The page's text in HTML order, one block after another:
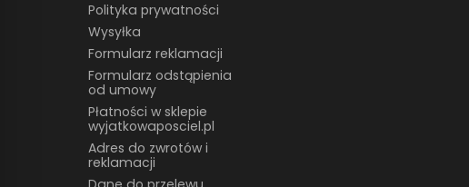
Polityka prywatności
Wysyłka
Formularz reklamacji
Formularz odstąpienia
od umowy
Płatności w sklepie
wyjatkowaposciel.pl
Adres do zwrotów i
reklamacji